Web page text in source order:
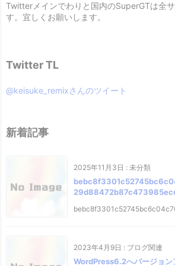
Twitterメインでわりと国内のSuperGTは全
す。宜しくお願いします。
Twitter TL
@keisuke_remixさんのツイート
新着記事
2025年11月3日 : 未分類
2023年4月9日 : ブログ関連
WordPress6.2へバージョン